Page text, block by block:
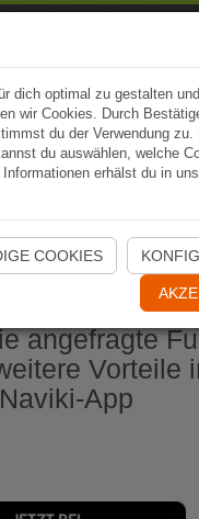
App jetzt öffnen
angefragte
Vorteile
Naviki-App
dich optimal zu gestalten
wir Cookies. Durch
du der Verwendung zu.
du auswählen, welche
erhälst du in
COOKIES